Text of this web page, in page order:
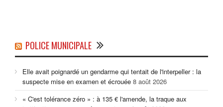
POLICE MUNICIPALE
Elle avait poignardé un gendarme qui tentait de l'interpeller : la
suspecte mise en examen et écrouée 8 août 2026
« C'est tolérance zéro » : à 135 € l'amende, la traque aux